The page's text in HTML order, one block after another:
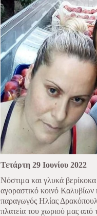
Τετάρτη 29 Ιουνίου 2022
Νόστιμα και γλυκά
αγοραστικό κοινό
παραγωγός Ηλίας
πλατεία του χωριού μας από